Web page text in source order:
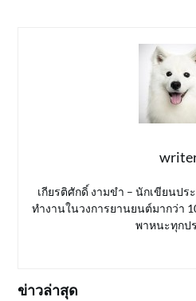
เกียรติศักดิ์ งามขำ – นักเขียนปร
ทำงานในวงการยานยนต์มากว่า
พาหนะทุกป
ข่าวล่าสุด